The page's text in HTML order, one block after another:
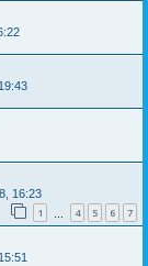
16:23
1 4 5 6 7